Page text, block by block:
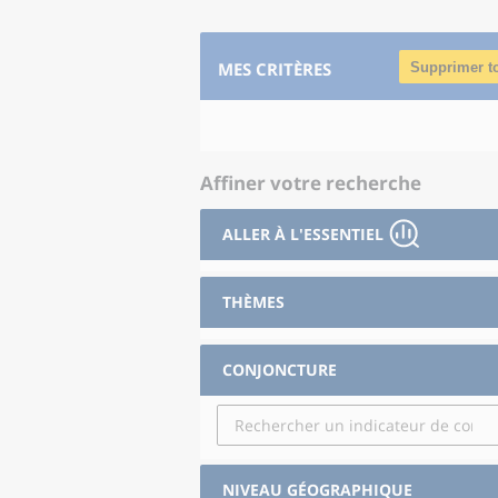
MES CRITÈRES Supprimer
Affiner votre recherche
ALLER À L'ESSENTIEL
THÈMES
CONJONCTURE
NIVEAU GÉOGRAPHIQUE